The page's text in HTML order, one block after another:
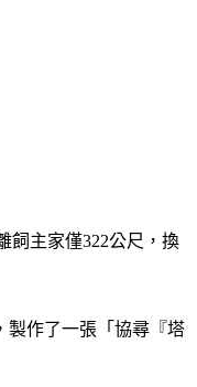
飼主家僅322公尺，換
製作了一張「協尋『塔